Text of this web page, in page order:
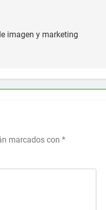
imagen y marketing
marcados con *